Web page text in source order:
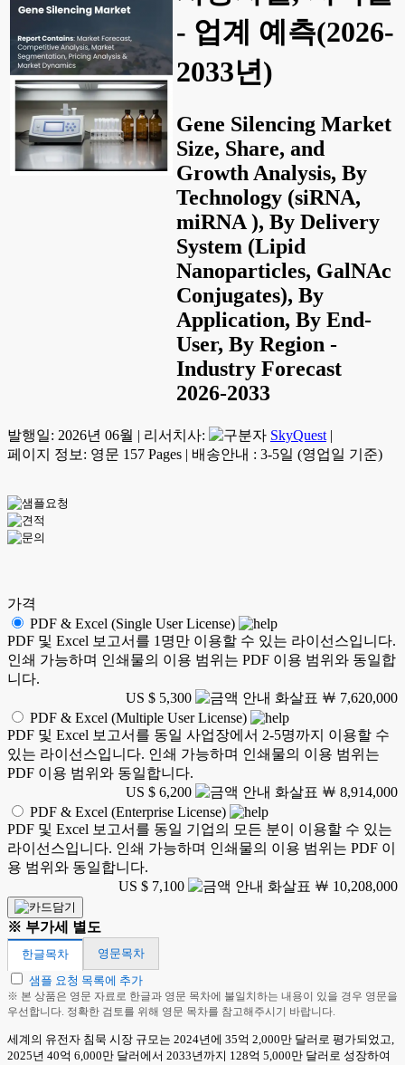
- 업계 예측(2026-
2033년)
Gene Silencing Market
Size, Share, and
Growth Analysis, By
Technology (siRNA,
miRNA ), By Delivery
System (Lipid
Nanoparticles, GalNAc
Conjugates), By
Application, By End-
User, By Region -
Industry Forecast
2026-2033
발행일: 2026년 06월 | 리서치사: SkyQuest |
페이지 정보: 영문 157 Pages | 배송안내 : 3-5일 (영업일 기준)
가격
PDF & Excel (Single User License)
PDF 및 Excel 보고서를 1명만 이용할 수 있는 라이선스입니다.
인쇄 가능하며 인쇄물의 이용 범위는 PDF 이용 범위와 동일합
니다.
US $ 5,300
￦ 7,620,000
PDF & Excel (Multiple User License)
PDF 및 Excel 보고서를 동일 사업장에서 2-5명까지 이용할 수
있는 라이선스입니다. 인쇄 가능하며 인쇄물의 이용 범위는
PDF 이용 범위와 동일합니다.
US $ 6,200
￦ 8,914,000
PDF & Excel (Enterprise License)
PDF 및 Excel 보고서를 동일 기업의 모든 분이 이용할 수 있는
라이선스입니다. 인쇄 가능하며 인쇄물의 이용 범위는 PDF 이
용 범위와 동일합니다.
US $ 7,100
￦ 10,208,000
※ 부가세 별도
한글목차
영문목차
샘플 요청 목록에 추가
※ 본 상품은 영문 자료로 한글과 영문 목차에 불일치하는 내용이 있을 경우 영문을
우선합니다. 정확한 검토를 위해 영문 목차를 참고해주시기 바랍니다.
세계의 유전자 침묵 시장 규모는 2024년에 35억 2,000만 달러로 평가되었고,
2025년 40억 6,000만 달러에서 2033년까지 128억 5,000만 달러로 성장하여